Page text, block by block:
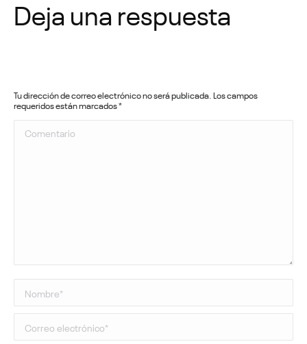
Deja una respuesta
Tu dirección de correo electrónico no será publicada. Los campos
requeridos están marcados*
Comentario
Nombre *
Correo electrónico *